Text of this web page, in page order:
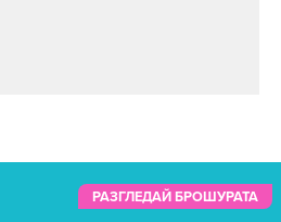
РАЗГЛЕДАЙ БРОШУРАТА